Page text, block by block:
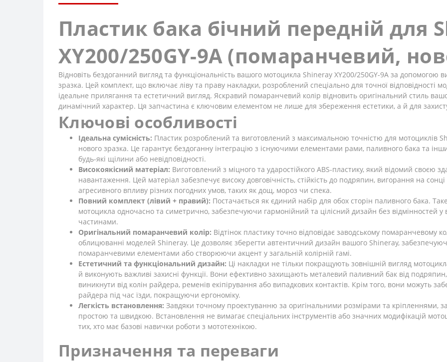
Пластик бака бічний передній для
XY200/250GY-9A (помаранчевий,
Відновіть бездоганний вигляд та функціональність вашого мотоцикла Shineray XY200/250GY-9A за допомогою
зразка. Цей комплект, що включає ліву та праву накладки, розроблений спеціально для точної відповідності
ідеальне прилягання та естетичний вигляд. Яскравий помаранчевий колір відновить оригінальний стиль
динамічний характер. Ця запчастина є ключовим елементом не лише для збереження естетики, а й для
Ключові особливості
Ідеальна сумісність: Пластик розроблений та виготовлений з максимальною точністю для мотоциклів
нового зразка. Це гарантує бездоганну інтеграцію з існуючими елементами рами, паливного бака та
будь-які щілини або невідповідності.
Високоякісний матеріал: Виготовлений з міцного та ударостійкого ABS-пластику, який відомий своєю
навантаження. Цей матеріал забезпечує високу довговічність, стійкість до подряпин, вигорання на
агресивного впливу різних погодних умов, таких як дощ, мороз чи спека.
Повний комплект (лівий + правий): Постачається як єдиний набір для обох сторін паливного бака.
мотоцикла одночасно та симетрично, забезпечуючи гармонійний та цілісний дизайн без відмінностей у
частинами.
Оригінальний помаранчевий колір: Відтінок пластику точно відповідає заводському помаранчевому
облицюванні моделей Shineray. Це дозволяє зберегти автентичний дизайн вашого Shineray,
помаранчевими елементами або створюючи акцент у загальній колірній гамі.
Естетичний та функціональний дизайн: Ці накладки не тільки покращують зовнішній вигляд
й виконують важливі захисні функції. Вони ефективно захищають металевий паливний бак від подряпин,
виникнути від колін райдера, ременів екіпірування або випадкових контактів. Крім того, вони можуть
райдера під час їзди, покращуючи ергономіку.
Легкість встановлення: Завдяки точному проектуванню за оригінальними розмірами та кріпленнями,
простою та швидкою. Встановлення не вимагає спеціальних інструментів або значних модифікацій
тих, хто має базові навички роботи з мототехнікою.
Призначення та переваги